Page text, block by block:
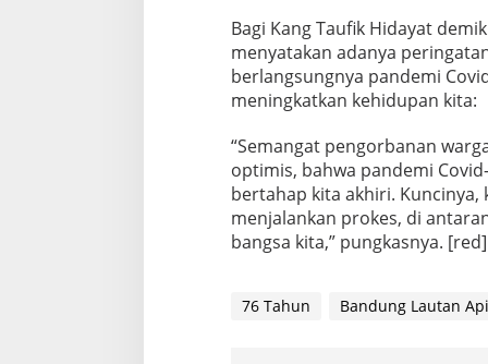
e
f
e
k
i
S
e
m
a
n
t
Bagi Kang Taufik Hidayat
menyatakan adanya
berlangsungnya pandemi
meningkatkan kehidupan kita:
“Semangat pengorbanan
optimis, bahwa pandemi
bertahap kita akhiri.
menjalankan prokes, di
bangsa kita,” pungkasnya. [red]
76 Tahun Bandung Lautan Api